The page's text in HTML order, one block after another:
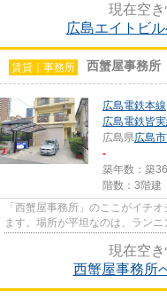
現在空き
広島エイトビ
賃貸｜事務所 西蟹屋事務所
広島電鉄本線
広島電鉄皆
広島県広島
-
築年数：築
階数：3階建
「西蟹屋事務所」のここがイチ
ます。場所が平坦なのは、ラン
現在空き
西蟹屋事務所